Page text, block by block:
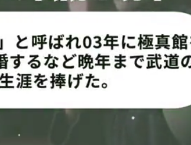
のウエアを着て、SNSに#reversalをつけて
。菅原は「筋肉女子？私まだまだなんでも
の２人が出演するカタログも早くみてみ
スル２ショット！ビキニ姿も
ジへ